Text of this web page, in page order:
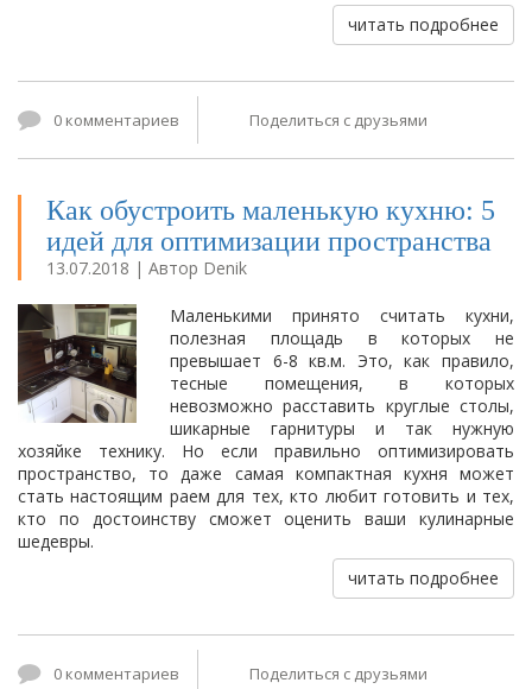
читать подробнее
0 комментариев Поделиться с друзьями
Как обустроить маленькую кухню: 5
идей для оптимизации пространства
13.07.2018 | Автор Denik
Маленькими принято считать кухни,
полезная площадь в которых не
превышает 6-8 кв.м. Это, как правило,
тесные помещения, в которых
невозможно расставить круглые столы,
шикарные гарнитуры и так нужную
хозяйке технику. Но если правильно оптимизировать
пространство, то даже самая компактная кухня может
стать настоящим раем для тех, кто любит готовить и тех,
кто по достоинству сможет оценить ваши кулинарные
шедевры.
читать подробнее
0 комментариев Поделиться с друзьями